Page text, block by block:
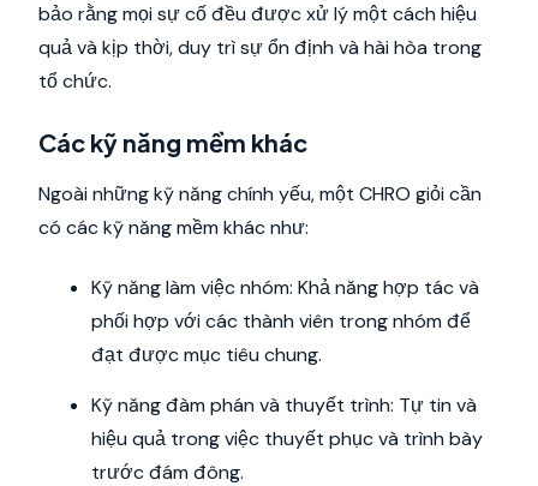
bảo rằng mọi sự cố đều được xử lý một cách hiệu
quả và kịp thời, duy trì sự ổn định và hài hòa trong
tổ chức.
Các kỹ năng mềm khác
Ngoài những kỹ năng chính yếu, một CHRO giỏi cần
có các kỹ năng mềm khác như:
Kỹ năng làm việc nhóm: Khả năng hợp tác và
phối hợp với các thành viên trong nhóm để
đạt được mục tiêu chung.
Kỹ năng đàm phán và thuyết trình: Tự tin và
hiệu quả trong việc thuyết phục và trình bày
trước đám đông.